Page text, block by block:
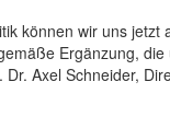
können wir uns
Ergänzung,
Axel Schneider,